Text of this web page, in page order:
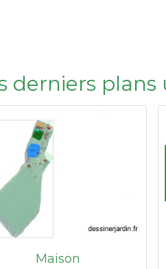
derniers
Maison